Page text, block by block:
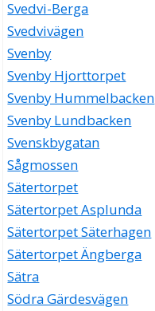
Svedvi-Berga
Svedvivägen
Svenby
Svenby Hjorttorpet
Svenby Hummelbacken
Svenby Lundbacken
Svenskbygatan
Sågmossen
Sätertorpet
Sätertorpet Asplunda
Sätertorpet Säterhagen
Sätertorpet Ängberga
Sätra
Södra Gärdesvägen